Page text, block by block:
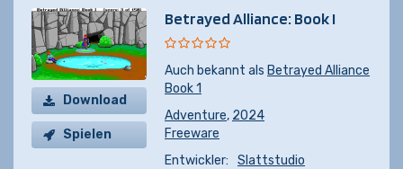
Download
Spielen
Betrayed Alliance: Book I
Auch bekannt als Betrayed Alliance
Book 1
Adventure, 2024
Freeware
Entwickler:
Slattstudio